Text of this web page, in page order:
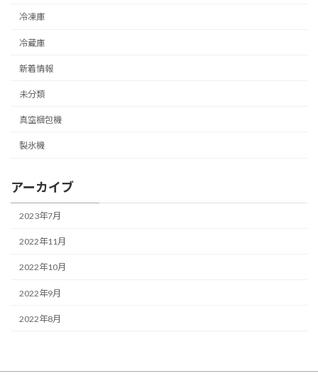
冷凍庫
冷蔵庫
新着情報
未分類
真空梱包機
製氷機
アーカイブ
2023年7月
2022年11月
2022年10月
2022年9月
2022年8月